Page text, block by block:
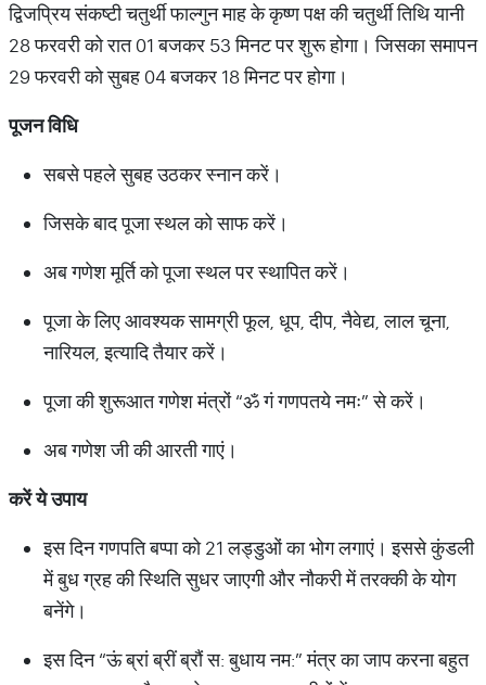
द्विजप्रिय संकष्टी चतुर्थी फाल्गुन माह के कृष्ण पक्ष की चतुर्थी तिथि यानी
28 फरवरी को रात 01 बजकर 53 मिनट पर शुरू होगा। जिसका समापन
29 फरवरी को सुबह 04 बजकर 18 मिनट पर होगा।
पूजनविधि
सबसे पहले सुबह उठकर स्नान करें।
जिसके बाद पूजा स्थल को साफ करें।
अब गणेश मूर्ति को पूजा स्थल पर स्थापित करें।
पूजा के लिए आवश्यक सामग्री फूल, धूप, दीप, नैवेद्य, लाल चूना,
नारियल, इत्यादि तैयार करें।
पूजा की शुरूआत गणेश मंत्रों “ॐ गं गणपतये नमः” से करें।
अब गणेश जी की आरती गाएं।
करेंयेउपाय
इस दिन गणपति बप्पा को 21 लड्डुओं का भोग लगाएं। इससे कुंडली
में बुध ग्रह की स्थिति सुधर जाएगी और नौकरी में तरक्की के योग
बनेंगे।
इस दिन “ऊं ब्रां ब्रीं ब्रौं स: बुधाय नम:” मंत्र का जाप करना बहुत